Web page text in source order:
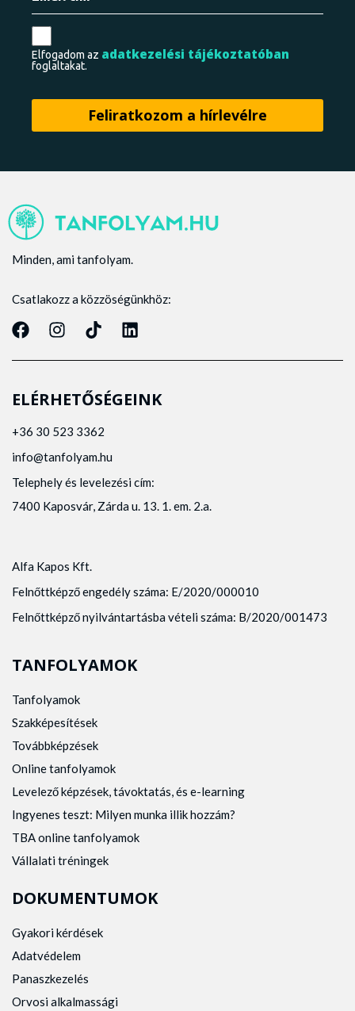
Elfogadom az adatkezelési tájékoztatóban
foglaltakat.
Minden, ami tanfolyam.
Csatlakozz a közzöségünkhöz:
ELÉRHETŐSÉGEINK
+36 30 523 3362
info@tanfolyam.hu
Telephely és levelezési cím:
7400 Kaposvár, Zárda u. 13. 1. em. 2.a.
Alfa Kapos Kft.
Felnőttképző engedély száma: E/2020/000010
Felnőttképző nyilvántartásba vételi száma: B/2020/001473
TANFOLYAMOK
Tanfolyamok
Szakképesítések
Továbbképzések
Online tanfolyamok
Levelező képzések, távoktatás, és e-learning
Ingyenes teszt: Milyen munka illik hozzám?
TBA online tanfolyamok
Vállalati tréningek
DOKUMENTUMOK
Gyakori kérdések
Adatvédelem
Panaszkezelés
Orvosi alkalmassági